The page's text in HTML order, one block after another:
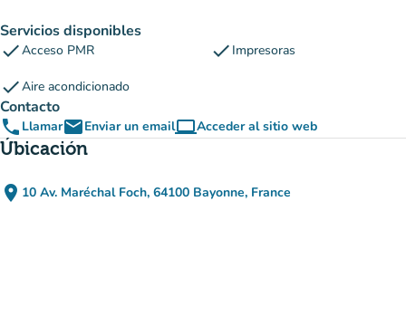
Servicios disponibles
checkAcceso PMR check Impresoras
checkAire acondicionado
Contacto
phone LlamaremailEnviar un emailcomputerAcceder al sitio web
(nueva pestaña)
Úbicación
place 10 Av. Maréchal Foch, 64100 Bayonne, France
(abrir en Google Maps)
(nueva pestaña)